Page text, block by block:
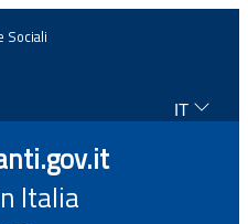
Sociali
IT
Italia